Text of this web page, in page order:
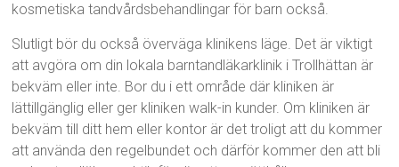
kosmetiska tandvårdsbehandlingar för barn också.
Slutligt bör du också överväga klinikens läge. Det är viktigt
att avgöra om din lokala barntandläkarklinik i Trollhättan är
bekväm eller inte. Bor du i ett område där kliniken är
lättillgänglig eller ger kliniken walk-in kunder. Om kliniken är
bekväm till ditt hem eller kontor är det troligt att du kommer
att använda den regelbundet och därför kommer den att bli